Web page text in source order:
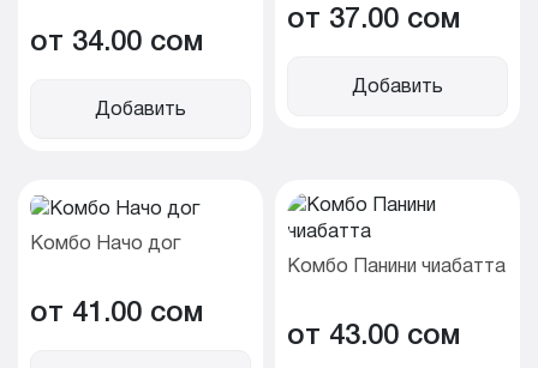
от 34.00 cом
Добавить
от 37.00 cом
Добавить
Комбо Начо дог
от 41.00 cом
Комбо Панини чиабатта
от 43.00 cом